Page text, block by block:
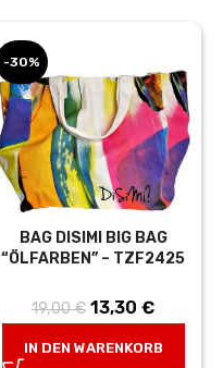
-30%
BAG DISIMI BIG BAG
“ÖLFARBEN” – TZF2425
19,00€ Ursprünglicher
19,00 €
13,30 €
13,30 €.
IN DEN WARENKORB